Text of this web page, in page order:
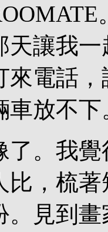
天讓我
來電話，
車放不下
了。我
比，梳
。見到